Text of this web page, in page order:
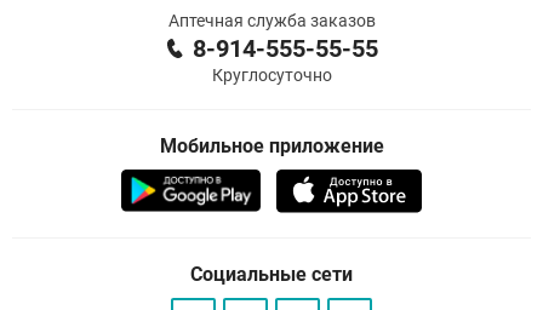
Аптечная служба заказов
8-914-555-55-55
Круглосуточно
Мобильное приложение
Социальные сети